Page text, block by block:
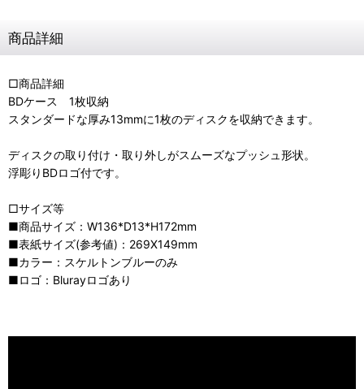
商品詳細
□商品詳細
BDケース 1枚収納
スタンダードな厚み13mmに1枚のディスクを収納できます。
ディスクの取り付け・取り外しがスムーズなプッシュ形状。
浮彫りBDロゴ付です。
□サイズ等
■商品サイズ：W136*D13*H172mm
■表紙サイズ(参考値)：269X149mm
■カラー：スケルトンブルーのみ
■ロゴ：Blurayロゴあり